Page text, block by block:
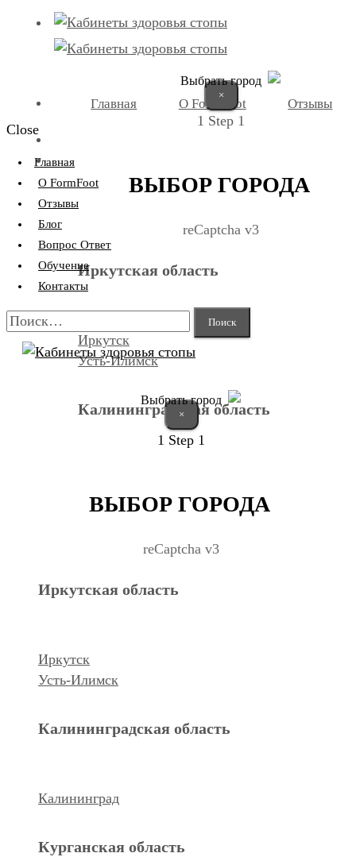
Выбрать город
×
1 Step 1
ВЫБОР ГОРОДА
reCaptcha v3
Иркутская область
Иркутск
Усть-Илимск
Калининградская область
Курган
Главная О FormFoot Отзывы
Close
Главная
О FormFoot
Отзывы
Блог
Вопрос Ответ
Обучение
Контакты
Найти:
Выбрать город
×
1 Step 1
ВЫБОР ГОРОДА
reCaptcha v3
Иркутская область
Иркутск
Усть-Илимск
Калининградская область
Калининград
Курганская область